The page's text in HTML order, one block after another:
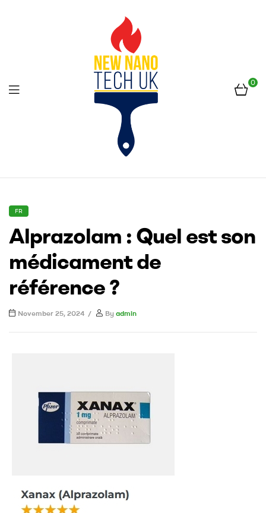
New
Tech
UK
0
Menu
CATEGORIES
FR
Alprazolam : Quel est son
médicament de
référence ?
November 25, 2024 By admin